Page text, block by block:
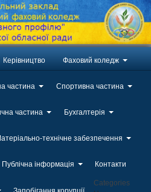
Керівництво Фаховий коледж
частина Спортивна частина
частина Бухгалтерія
технічне забезпечення
Публічна інформація Контакти
Categories